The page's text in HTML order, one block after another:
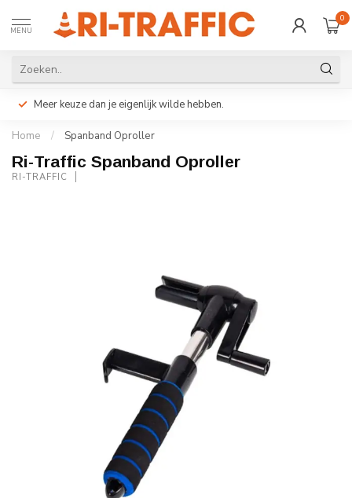
MENU
0
Meer keuze dan je eigenlijk wilde hebben.
Home / Spanband Oproller
Ri-Traffic Spanband Oproller
RI-TRAFFIC